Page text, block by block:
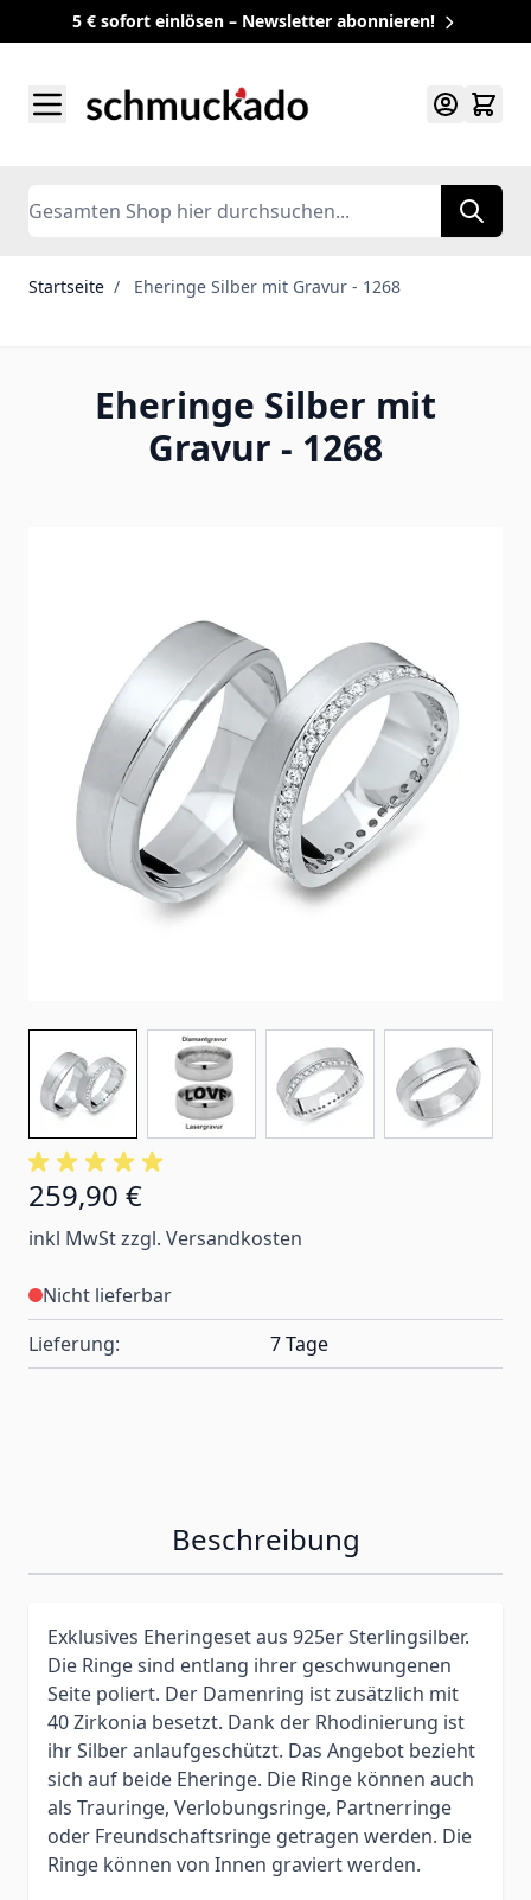
5 € sofort einlösen – Newsletter abonnieren!
Search
Startseite / Eheringe Silber mit Gravur - 1268
Eheringe Silber mit
Gravur - 1268
259,90 €
inkl MwSt zzgl. Versandkosten
Nicht lieferbar
Lieferung:
7 Tage
Beschreibung
Exklusives Eheringeset aus 925er Sterlingsilber.
Die Ringe sind entlang ihrer geschwungenen
Seite poliert. Der Damenring ist zusätzlich mit
40 Zirkonia besetzt. Dank der Rhodinierung ist
ihr Silber anlaufgeschützt. Das Angebot bezieht
sich auf beide Eheringe. Die Ringe können auch
als Trauringe, Verlobungsringe, Partnerringe
oder Freundschaftsringe getragen werden. Die
Ringe können von Innen graviert werden.